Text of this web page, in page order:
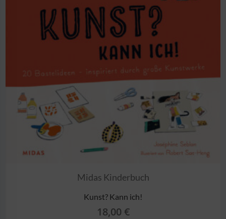
Midas Kinderbuch
Kunst? Kann ich!
18,00 €